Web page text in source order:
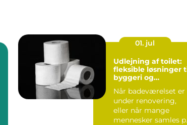
01. jul
Udlejning af toilet:
fleksible løsninger
byggeri og
Når badeværelset er
under renovering,
eller når mange
mennesker samles